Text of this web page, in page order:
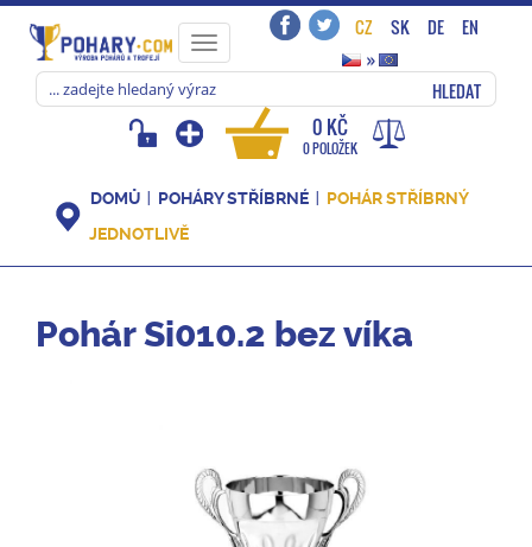
Toggle
navigation
CZ SK DE
EN
»
HLEDAT
0 KČ
0 POLOŽEK
DOMŮ POHÁRY STŘÍBRNÉ
POHÁR STŘÍBRNÝ
JEDNOTLIVĚ
Pohár Si010.2 bez víka